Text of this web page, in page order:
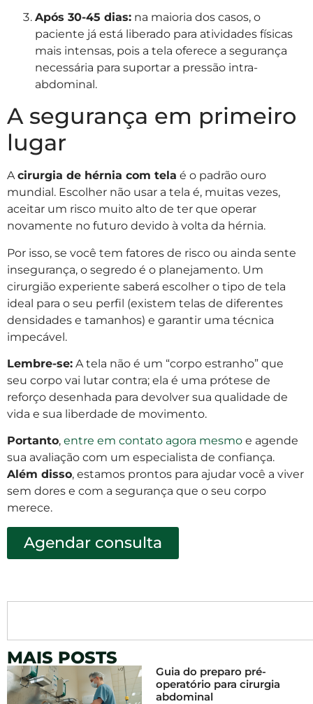
Após 30-45 dias: na maioria dos casos, o
paciente já está liberado para atividades físicas
mais intensas, pois a tela oferece a segurança
necessária para suportar a pressão intra-
abdominal.
A segurança em primeiro
lugar
Acirurgia de hérnia com tela é o padrão ouro
mundial. Escolher não usar a tela é, muitas vezes,
aceitar um risco muito alto de ter que operar
novamente no futuro devido à volta da hérnia.
Por isso, se você tem fatores de risco ou ainda sente
insegurança, o segredo é o planejamento. Um
cirurgião experiente saberá escolher o tipo de tela
ideal para o seu perfil (existem telas de diferentes
densidades e tamanhos) e garantir uma técnica
impecável.
Lembre-se: A tela não é um “corpo estranho” que
seu corpo vai lutar contra; ela é uma prótese de
reforço desenhada para devolver sua qualidade de
vida e sua liberdade de movimento.
Portanto, entre em contato agora mesmo e agende
sua avaliação com um especialista de confiança.
Além disso, estamos prontos para ajudar você a viver
sem dores e com a segurança que o seu corpo
merece.
Agendar consulta
MAIS POSTS
Guia do preparo pré-
operatório para cirurgia
abdominal